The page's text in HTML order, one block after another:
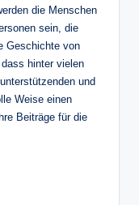
die Menschen
sein, die
Geschichte von
hinter vielen
und
Weise einen
Beiträge für die